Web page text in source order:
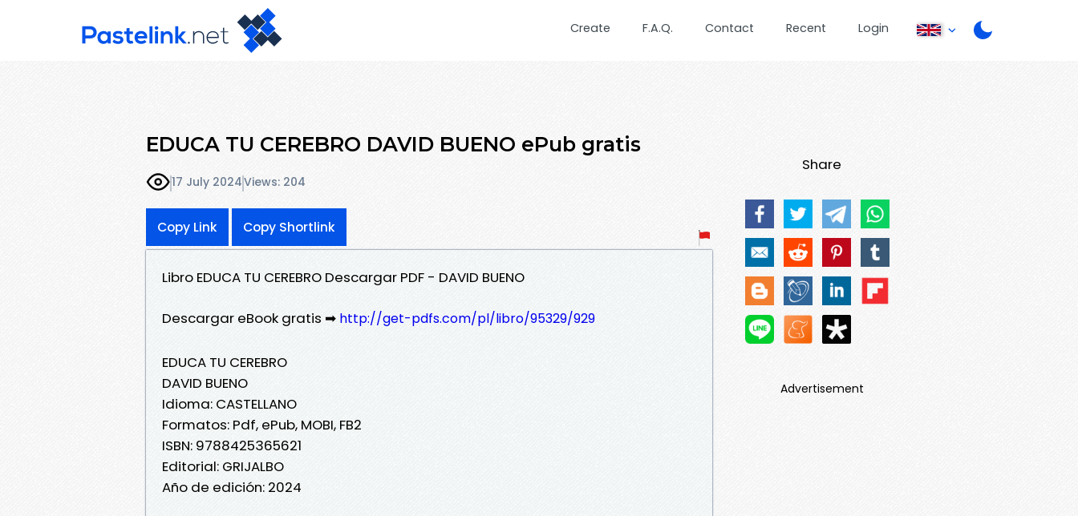
Create F.A.Q. Contact Recent Login
EDUCA TU CEREBRO DAVID BUENO ePub gratis
17 July 2024Views: 204
Copy Link Copy Shortlink
Libro EDUCA TU CEREBRO Descargar PDF - DAVID BUENO
Descargar eBook gratis ➡ http://get-pdfs.com/pl/libro/95329/929
EDUCA TU CEREBRO
DAVID BUENO
Idioma: CASTELLANO
Formatos: Pdf, ePub, MOBI, FB2
ISBN: 9788425365621
Editorial: GRIJALBO
Año de edición: 2024
Share
Advertisement